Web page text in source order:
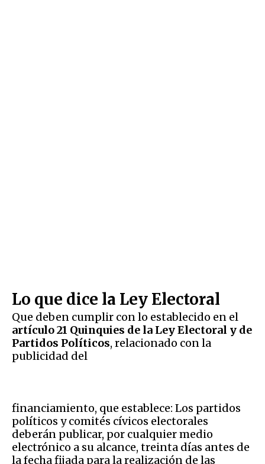
Lo que dice la Ley Electoral
Que deben cumplir con lo establecido en el
artículo 21 Quinquies de la Ley Electoral y de
Partidos Políticos, relacionado con la
publicidad del
financiamiento, que establece: Los partidos
políticos y comités cívicos electorales
deberán publicar, por cualquier medio
electrónico a su alcance, treinta días antes de
la fecha fijada para la realización de las